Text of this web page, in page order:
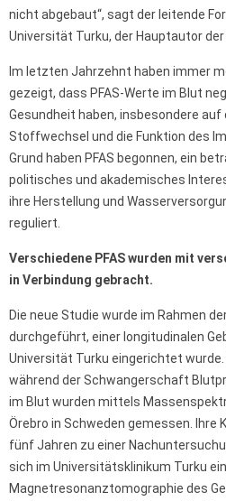
nicht abgebaut“, sagt der leitende
Universität Turku, der Hauptautor der
Im letzten Jahrzehnt haben immer
gezeigt, dass PFAS-Werte im Blut
Gesundheit haben, insbesondere
Stoffwechsel und die Funktion des
Grund haben PFAS begonnen, ein
politisches und akademisches
ihre Herstellung und
reguliert.
Verschiedene PFAS wurden mit
in Verbindung gebracht.
Die neue Studie wurde im Rahmen
durchgeführt, einer longitudinalen
Universität Turku eingerichtet
während der Schwangerschaft
im Blut wurden mittels
Örebro in Schweden gemessen. Ihre
fünf Jahren zu einer
sich im Universitätsklinikum Turku
Magnetresonanztomographie des